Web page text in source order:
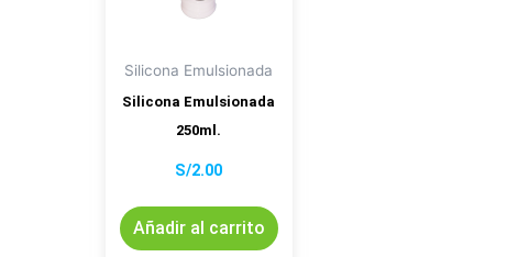
Silicona Emulsionada
Silicona Emulsionada
250ml.
S/2.00
Añadir al carrito